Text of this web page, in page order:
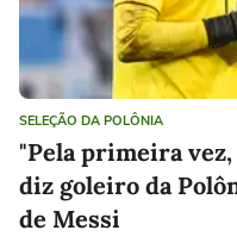
SELEÇÃO DA POLÔNIA
"Pela primeira
diz goleiro da
de Messi